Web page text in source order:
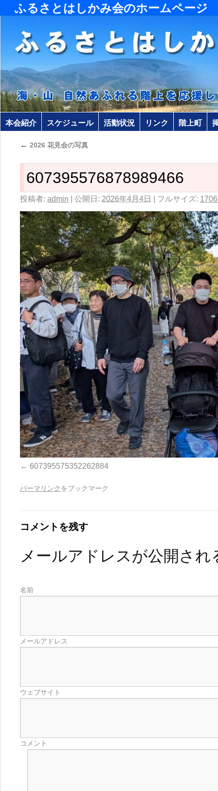
ふるさとはしかみ会のホームページ
本会紹介 スケジュール 活動状況 リンク 階上町
← 2026 花見会の写真
607395576878989466
投稿者: admin 公開日: 2026年4月4日 フルサイズ:
607395575352262884
パーマリンク をブックマーク
コメントを残す
メールアドレスが公開さ
名前
メールアドレス
ウェブサイト
コメント